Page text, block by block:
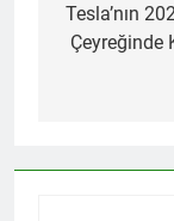
Tesla’nın
Çeyreğinde